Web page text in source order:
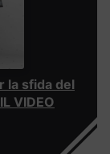
la sfida del
VIDEO